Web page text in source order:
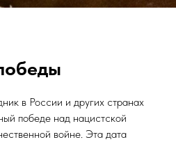
в России и других странах
победе над нацистской
войне. Эта дата